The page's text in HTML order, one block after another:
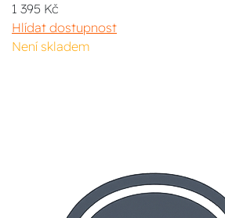
1 395 Kč
Hlídat dostupnost
Není skladem